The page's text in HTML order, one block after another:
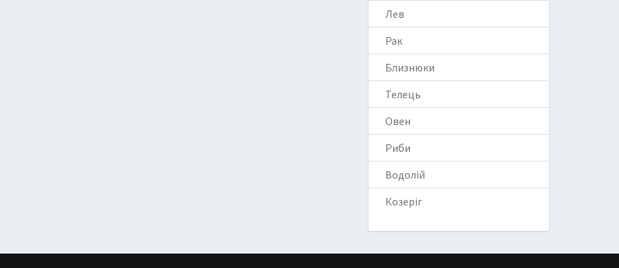
Лев
Рак
Близнюки
Телець
Овен
Риби
Водолій
Козеріг